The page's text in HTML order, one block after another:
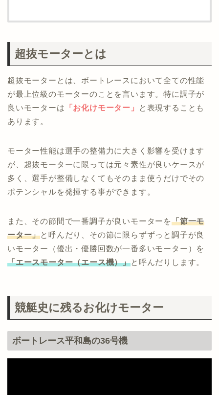
超抜モーターとは
超抜モーターとは、ボートレースにおいて全ての性能
が最上位級のモーターのことを言います。特に調子が
良いモーターは 「お化けモーター」
と表現することも
あります。
モーター性能は選手の整備力に大きく影響を受けます
が、超抜モーターに限っては元々素性が良いケースが
多く、選手が整備しなくてもそのまま使うだけでその
ポテンシャルを発揮する事ができます。
また、その節間で一番調子が良いモーターを「節一モ
ーター」と呼んだり、その節に限らずずっと調子が良
いモーター（優出・優勝回数が一番多いモーター）を
「エースモーター（エース機）」と呼んだりします。
競艇史に残るお化けモーター
ボートレース平和島の36号機